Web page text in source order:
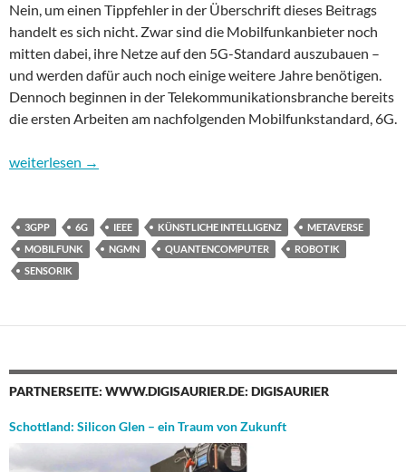
Nein, um einen Tippfehler in der Überschrift dieses Beitrags
handelt es sich nicht. Zwar sind die Mobilfunkanbieter noch
mitten dabei, ihre Netze auf den 5G-Standard auszubauen –
und werden dafür auch noch einige weitere Jahre benötigen.
Dennoch beginnen in der Telekommunikationsbranche bereits
die ersten Arbeiten am nachfolgenden Mobilfunkstandard, 6G.
Ausblick: Erste Ideen für 6G
weiterlesen →
3GPP 6G IEEE KÜNSTLICHE INTELLIGENZ
METAVERSE
MOBILFUNK
NGMN QUANTENCOMPUTER
ROBOTIK
SENSORIK
PARTNERSEITE: WWW.DIGISAURIER.DE: DIGISAURIER
Schottland: Silicon Glen – ein Traum von Zukunft